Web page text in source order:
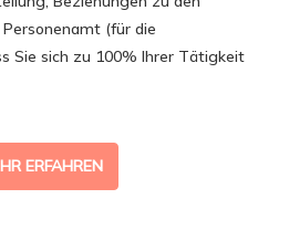
(für die
Sie sich zu 100% Ihrer Tätigkeit
ERFAHREN